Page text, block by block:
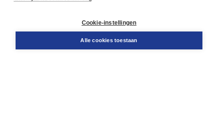
Cookie-instellingen
Alle cookies toestaan